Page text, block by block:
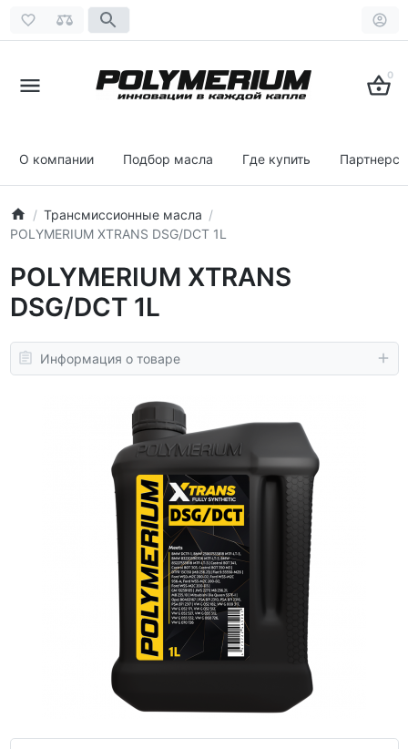
0
О компании Подбор масла Где купить
Трансмиссионные масла
POLYMERIUM XTRANS DSG/DCT 1L
POLYMERIUM XTRANS
DSG/DCT 1L
Информация о товаре